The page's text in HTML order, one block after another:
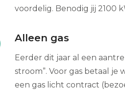
voordelig. Benodig jij 2100
Alleen gas
Eerder dit jaar al een
stroom”. Voor gas betaal je
een gas licht contract